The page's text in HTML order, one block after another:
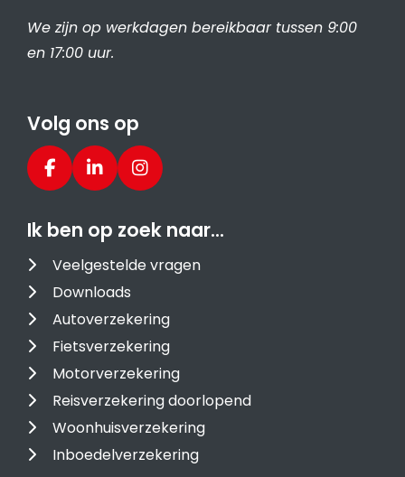
We zijn op werkdagen bereikbaar tussen 9:00
en 17:00 uur.
Volg ons op
Ik ben op zoek naar…
Veelgestelde vragen
Downloads
Autoverzekering
Fietsverzekering
Motorverzekering
Reisverzekering doorlopend
Woonhuisverzekering
Inboedelverzekering